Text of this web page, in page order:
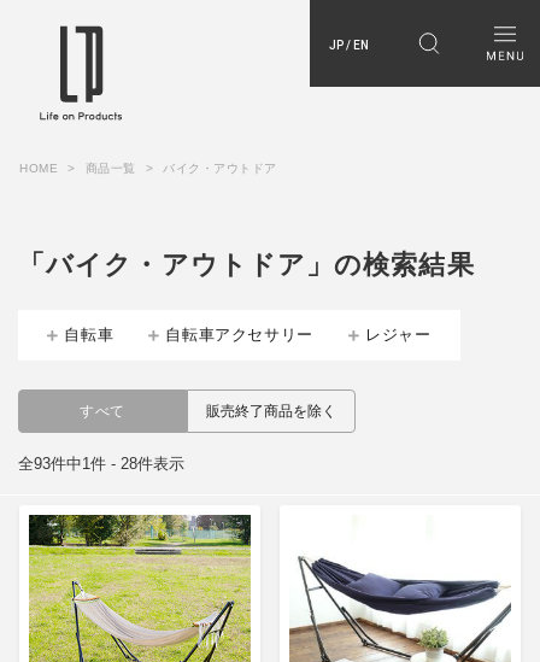
JP / EN
HOME 商品一覧 バイク・アウトドア
「バイク・アウトドア」の検索結果
自転車 自転車アクセサリー レジャー
すべて 販売終了商品を除く
全93件中1件 - 28件表示